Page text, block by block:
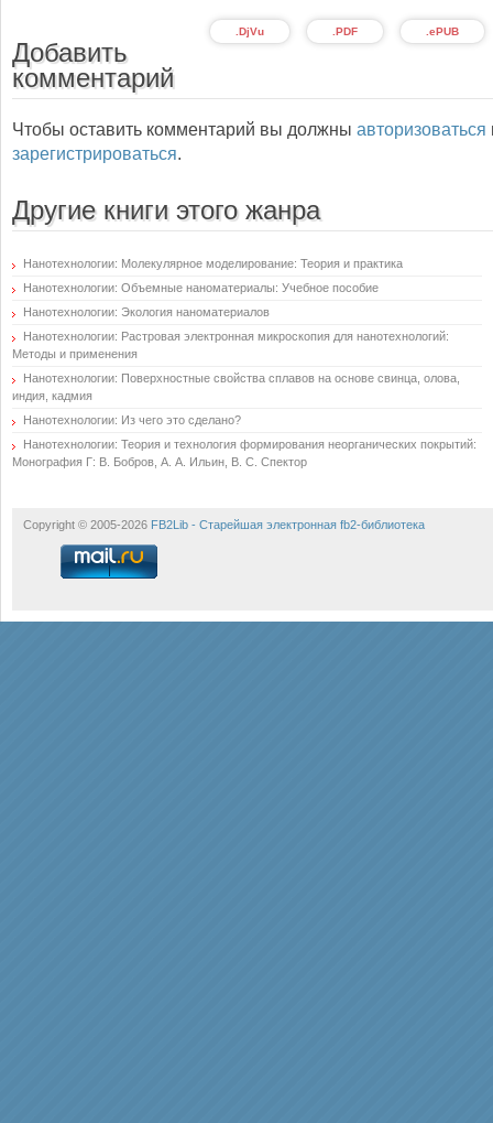
.ePUB
.PDF
.DjVu
Добавить
комментарий
Чтобы оставить комментарий вы должны авторизоваться
зарегистрироваться.
Другие книги этого жанра
Нанотехнологии: Молекулярное моделирование: Теория и практика
Нанотехнологии: Объемные наноматериалы: Учебное пособие
Нанотехнологии: Экология наноматериалов
Нанотехнологии: Растровая электронная микроскопия для нанотехнологий:
Методы и применения
Нанотехнологии: Поверхностные свойства сплавов на основе свинца, олова,
индия, кадмия
Нанотехнологии: Из чего это сделано?
Нанотехнологии: Теория и технология формирования неорганических покрытий:
Монография Г: В. Бобров, А. А. Ильин, В. С. Спектор
Copyright © 2005-2026 FB2Lib - Старейшая электронная fb2-библиотека